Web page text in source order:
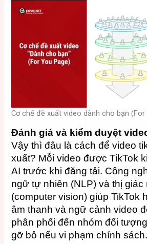
Cơ chế đề xuất video dành cho bạn (For
Đánh giá và kiểm duyệt
Vậy thì đâu là cách để video
xuất? Mỗi video được TikTok
AI trước khi đăng tải. Công
ngữ tự nhiên (NLP) và thị giác
(computer vision) giúp TikTok
âm thanh và ngữ cảnh video
phân phối đến nhóm đối
gỡ bỏ nếu vi phạm chính sách.